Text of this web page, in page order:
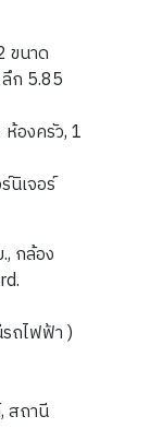
ขนาด
ก 5.85
องครัว, 1
นิเจอร์
กล้อง
ถไฟฟ้า )
สถานี